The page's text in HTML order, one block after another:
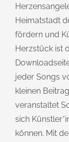
Heimatstadt
fördern und
Herzstück ist
jeder Songs
kleinen
veranstaltet
sich
können. Mit